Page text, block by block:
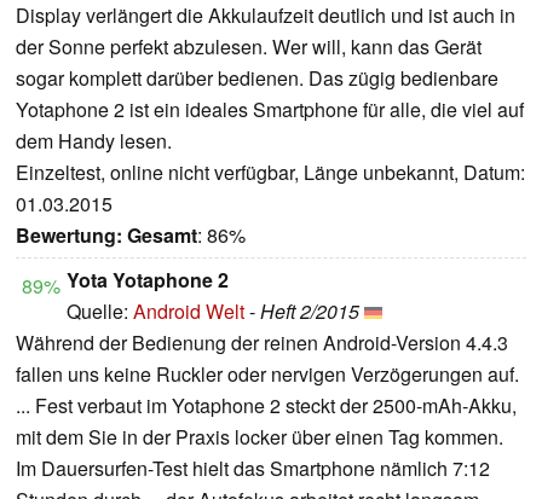
Display verlängert die Akkulaufzeit deutlich und ist auch in
der Sonne perfekt abzulesen. Wer will, kann das Gerät
sogar komplett darüber bedienen. Das zügig bedienbare
Yotaphone 2 ist ein ideales Smartphone für alle, die viel auf
dem Handy lesen.
Einzeltest, online nicht verfügbar, Länge unbekannt, Datum:
01.03.2015
Bewertung: Gesamt: 86%
89% Yota Yotaphone 2
Quelle: Android Welt-Heft 2/2015
Während der Bedienung der reinen Android-Version 4.4.3
fallen uns keine Ruckler oder nervigen Verzögerungen auf.
... Fest verbaut im Yotaphone 2 steckt der 2500-mAh-Akku,
mit dem Sie in der Praxis locker über einen Tag kommen.
Im Dauersurfen-Test hielt das Smartphone nämlich 7:12